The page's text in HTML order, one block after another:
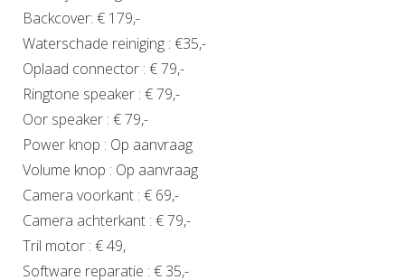
Backcover: € 179,-
Waterschade reiniging : €35,-
Oplaad connector : € 79,-
Ringtone speaker : € 79,-
Oor speaker : € 79,-
Power knop : Op aanvraag
Volume knop : Op aanvraag
Camera voorkant : € 69,-
Camera achterkant : € 79,-
Tril motor : € 49,
Software reparatie : € 35,-